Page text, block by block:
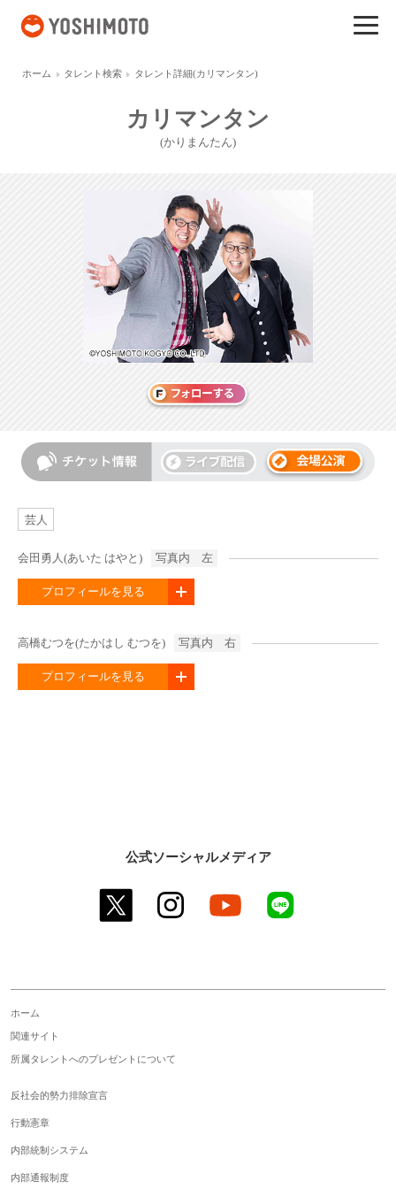
ホーム タレント検索 タレント詳細(カリマンタン)
カリマンタン
(かりまんたん)
芸人
会田勇人(あいた はやと) 写真内 左
プロフィールを見る
高橋むつを(たかはし むつを) 写真内 右
プロフィールを見る
公式ソーシャルメディア
twitter instagram youtube
ホーム
関連サイト
所属タレントへのプレゼントについて
反社会的勢力排除宣言
行動憲章
内部統制システム
内部通報制度